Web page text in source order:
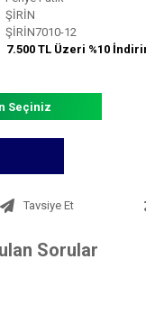
ŞİRİN
ŞİRİN7010-12
7.500 TL Üzeri %10
Seçiniz
Tavsiye Et
Sorular